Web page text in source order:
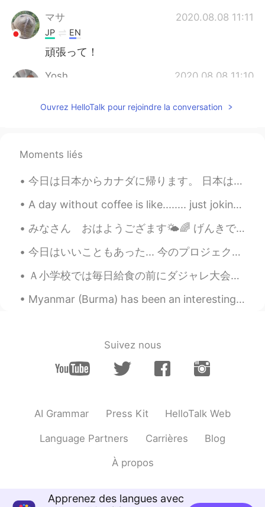
マサ 2020.08.08 11:11
JP EN
頑張って！
Yosh 2020.08.08 11:10
日本語で「バイトを就職できた」という表
と言うのがいいかと思います。 「
EN ES
@Satokoありがとうございます😊😊
Satoko 2020.08.08 10:57
JP
Ouvrez HelloTalk pour rejoindre la conversation
Moments liés
今日は日本からカナダに帰ります。 日本は本当に素晴らしい所だってHelloTalk友達もとても楽しいひとです。 カナダに帰りたくなくて悲しくなったけどもちろん日本に帰りたい。 ところで、日...
A day without coffee is like........ just joking !!! I have no idea😁 Today’s happy mood is sponso...
みなさん おはようござます🌤🌈 げんきですか？ 今日のお天気はすごくきれいです❣️👏🌤 Good morning everyone. I hope all of you are enjoyin...
今日はいいこともあった... 今のプロジェクトは今日ストーリーをクリアして、クレジットを見て、自分の名前が出てた😍✨ 出るか知ってたけど見るのはなんか不思議😶 子供の時からゲームの関係仕事したか...
Ａ小学校では毎日給食の前にダジャレ大会が行われています。選ばれたクラスは放送室へ行ってダジャレを発表します。 今回は３年１組 vs ３年２組でした。子供たちは色んなダジャレを考えてきて、聞いて...
Myanmar (Burma) has been an interesting and exotic vacation spot. There are many Japanese and Kor...
Suivez nous
AI Grammar Press Kit HelloTalk Web
Language Partners Carrières Blog
À propos
Apprenez des langues avec